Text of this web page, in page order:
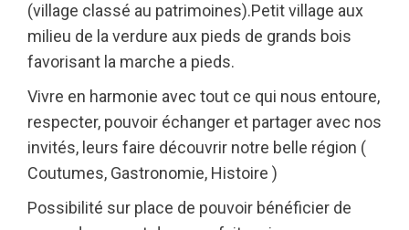
(village classé au patrimoines).Petit village aux
milieu de la verdure aux pieds de grands bois
favorisant la marche a pieds.
Vivre en harmonie avec tout ce qui nous entoure,
respecter, pouvoir échanger et partager avec nos
invités, leurs faire découvrir notre belle région (
Coutumes, Gastronomie, Histoire )
Possibilité sur place de pouvoir bénéficier de